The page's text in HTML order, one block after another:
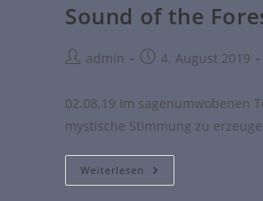
Sound of the
admin 4. August 2019
02.08.19 Im sagenumwobenen
mystische Stimmung zu
Weiterlesen